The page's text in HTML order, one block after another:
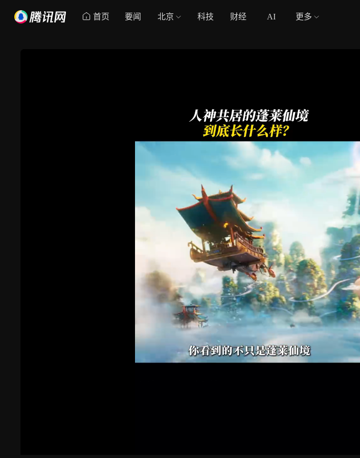
首页 要闻 北京 科技 财经 AI 更多